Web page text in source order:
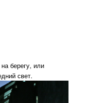
берегу, или
свет.